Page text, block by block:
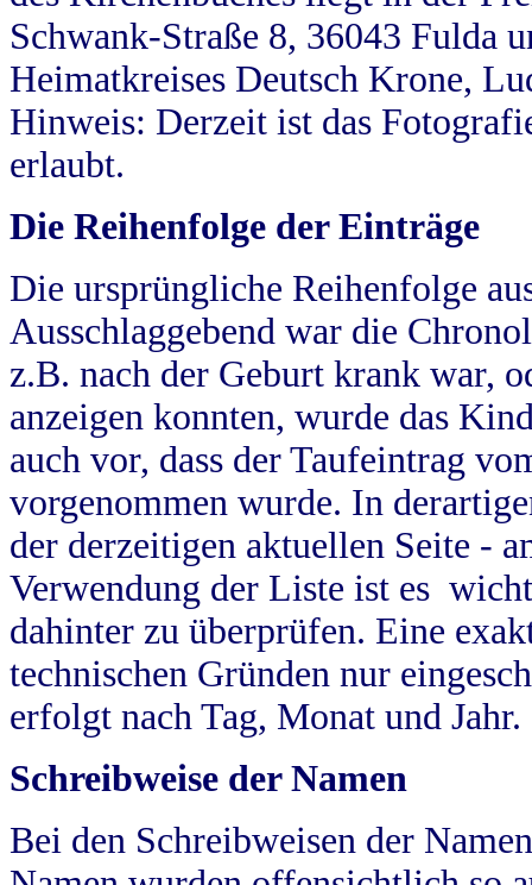
Schwank-Straße 8, 36043 Fulda
Heimatkreises Deutsch Krone,
Hinweis: Derzeit ist das
erlaubt.
Die Reihenfolge der Einträge
Die ursprüngliche Reihenfolge
Ausschlaggebend war die
z.B. nach der Geburt krank war,
anzeigen konnten, wurde das
auch vor, dass der Taufeintrag
vorgenommen wurde. In
der derzeitigen aktuellen Seite -
Verwendung der Liste ist es
dahinter zu überprüfen. Eine
technischen Gründen nur
erfolgt nach Tag, Monat und Jahr.
Schreibweise der Namen
Bei den Schreibweisen der